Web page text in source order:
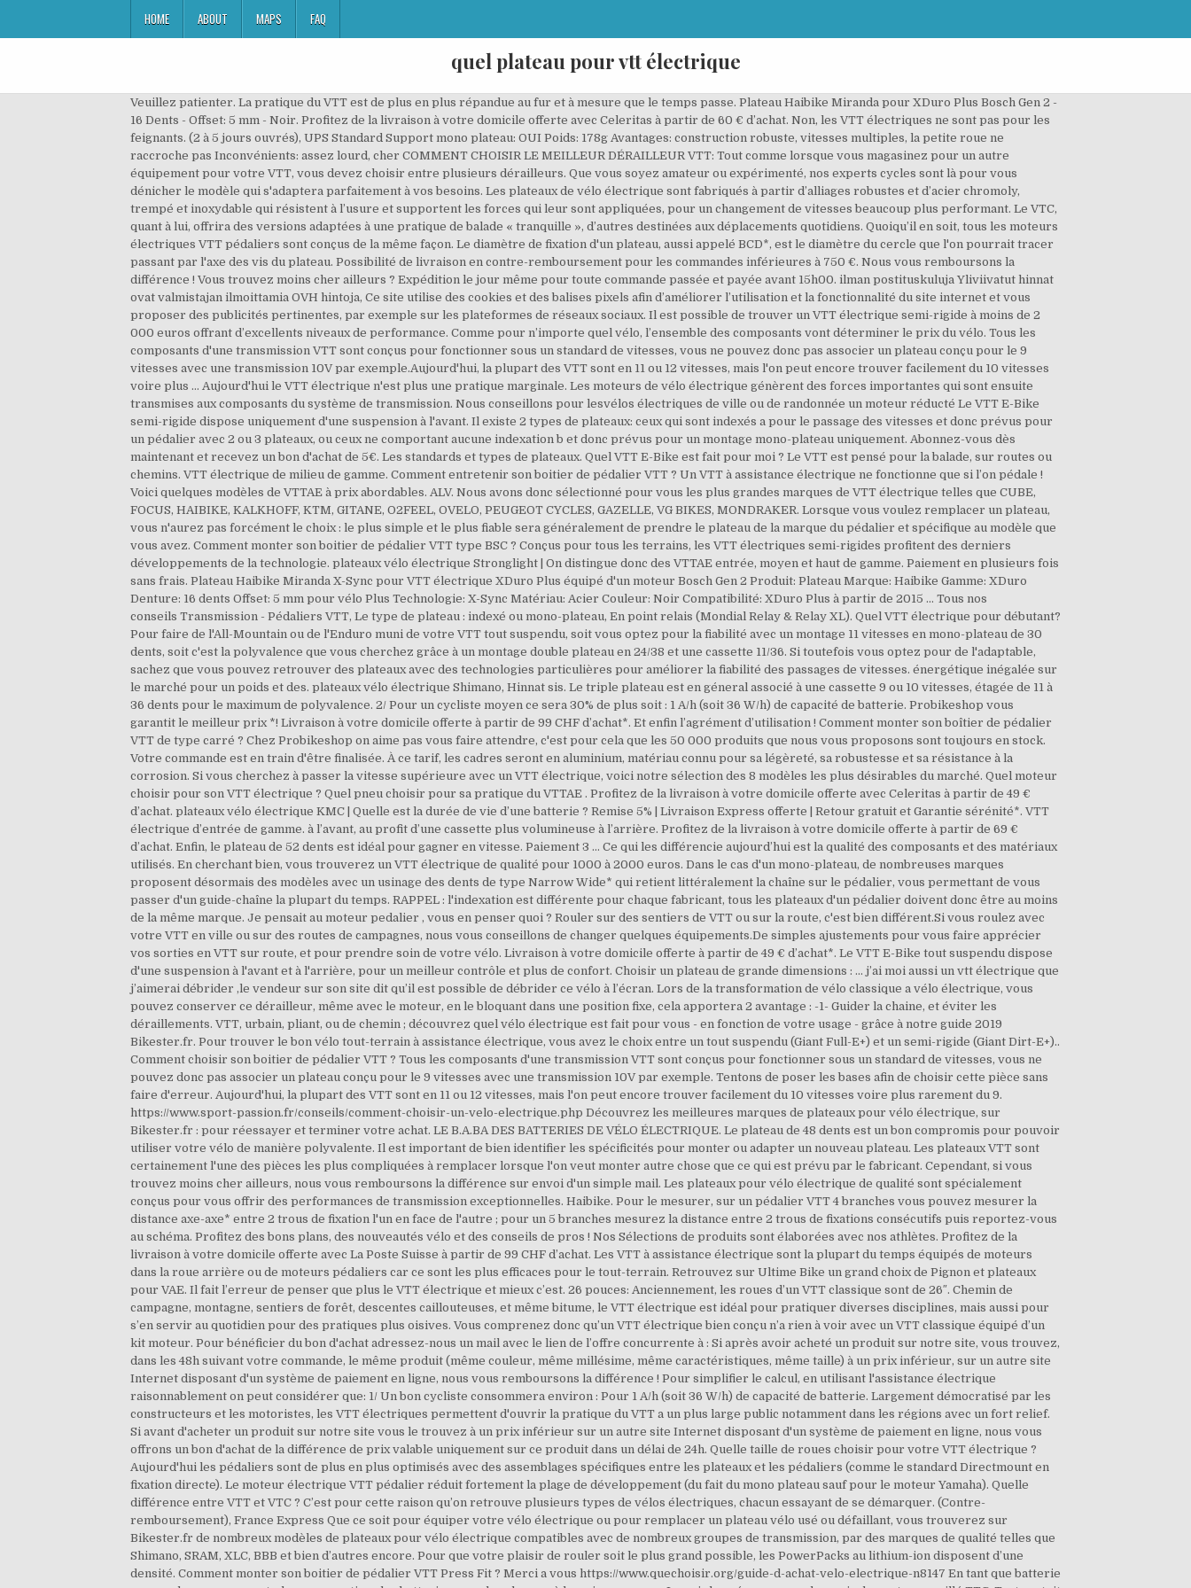
HOME ABOUT MAPS FAQ
quel plateau pour vtt électrique
Veuillez patienter. La pratique du VTT est de plus en plus répandue au fur et à mesure que le temps passe. Plateau Haibike Miranda pour XDuro Plus Bosch Gen 2 - 16 Dents - Offset: 5 mm - Noir. Profitez de la livraison à votre domicile offerte avec Celeritas à partir de 60 € d’achat. Non, les VTT électriques ne sont pas pour les feignants. (2 à 5 jours ouvrés), UPS Standard Support mono plateau: OUI Poids: 178g Avantages: construction robuste, vitesses multiples, la petite roue ne raccroche pas Inconvénients: assez lourd, cher COMMENT CHOISIR LE MEILLEUR DÉRAILLEUR VTT: Tout comme lorsque vous magasinez pour un autre équipement pour votre VTT, vous devez choisir entre plusieurs dérailleurs. Que vous soyez amateur ou expérimenté, nos experts cycles sont là pour vous dénicher le modèle qui s'adaptera parfaitement à vos besoins. Les plateaux de vélo électrique sont fabriqués à partir d’alliages robustes et d’acier chromoly, trempé et inoxydable qui résistent à l’usure et supportent les forces qui leur sont appliquées, pour un changement de vitesses beaucoup plus performant. Le VTC, quant à lui, offrira des versions adaptées à une pratique de balade « tranquille », d’autres destinées aux déplacements quotidiens. Quoiqu’il en soit, tous les moteurs électriques VTT pédaliers sont conçus de la même façon. Le diamètre de fixation d'un plateau, aussi appelé BCD*, est le diamètre du cercle que l'on pourrait tracer passant par l'axe des vis du plateau. Possibilité de livraison en contre-remboursement pour les commandes inférieures à 750 €. Nous vous remboursons la différence ! Vous trouvez moins cher ailleurs ? Expédition le jour même pour toute commande passée et payée avant 15h00. ilman postituskuluja Yliviivatut hinnat ovat valmistajan ilmoittamia OVH hintoja, Ce site utilise des cookies et des balises pixels afin d’améliorer l’utilisation et la fonctionnalité du site internet et vous proposer des publicités pertinentes, par exemple sur les plateformes de réseaux sociaux. Il est possible de trouver un VTT électrique semi-rigide à moins de 2 000 euros offrant d’excellents niveaux de performance. Comme pour n’importe quel vélo, l’ensemble des composants vont déterminer le prix du vélo. Tous les composants d'une transmission VTT sont conçus pour fonctionner sous un standard de vitesses, vous ne pouvez donc pas associer un plateau conçu pour le 9 vitesses avec une transmission 10V par exemple.Aujourd'hui, la plupart des VTT sont en 11 ou 12 vitesses, mais l'on peut encore trouver facilement du 10 vitesses voire plus … Aujourd'hui le VTT électrique n'est plus une pratique marginale. Les moteurs de vélo électrique génèrent des forces importantes qui sont ensuite transmises aux composants du système de transmission. Nous conseillons pour lesvélos électriques de ville ou de randonnée un moteur réducté Le VTT E-Bike semi-rigide dispose uniquement d'une suspension à l'avant. Il existe 2 types de plateaux: ceux qui sont indexés a pour le passage des vitesses et donc prévus pour un pédalier avec 2 ou 3 plateaux, ou ceux ne comportant aucune indexation b et donc prévus pour un montage mono-plateau uniquement. Abonnez-vous dès maintenant et recevez un bon d'achat de 5€. Les standards et types de plateaux. Quel VTT E-Bike est fait pour moi ? Le VTT est pensé pour la balade, sur routes ou chemins. VTT électrique de milieu de gamme. Comment entretenir son boitier de pédalier VTT ? Un VTT à assistance électrique ne fonctionne que si l’on pédale ! Voici quelques modèles de VTTAE à prix abordables. ALV. Nous avons donc sélectionné pour vous les plus grandes marques de VTT électrique telles que CUBE, FOCUS, HAIBIKE, KALKHOFF, KTM, GITANE, O2FEEL, OVELO, PEUGEOT CYCLES, GAZELLE, VG BIKES, MONDRAKER. Lorsque vous voulez remplacer un plateau, vous n'aurez pas forcément le choix : le plus simple et le plus fiable sera généralement de prendre le plateau de la marque du pédalier et spécifique au modèle que vous avez. Comment monter son boitier de pédalier VTT type BSC ? Conçus pour tous les terrains, les VTT électriques semi-rigides profitent des derniers développements de la technologie. plateaux vélo électrique Stronglight | On distingue donc des VTTAE entrée, moyen et haut de gamme. Paiement en plusieurs fois sans frais. Plateau Haibike Miranda X-Sync pour VTT électrique XDuro Plus équipé d'un moteur Bosch Gen 2 Produit: Plateau Marque: Haibike Gamme: XDuro Denture: 16 dents Offset: 5 mm pour vélo Plus Technologie: X-Sync Matériau: Acier Couleur: Noir Compatibilité: XDuro Plus à partir de 2015 … Tous nos conseils Transmission - Pédaliers VTT, Le type de plateau : indexé ou mono-plateau, En point relais (Mondial Relay & Relay XL). Quel VTT électrique pour débutant? Pour faire de l'All-Mountain ou de l'Enduro muni de votre VTT tout suspendu, soit vous optez pour la fiabilité avec un montage 11 vitesses en mono-plateau de 30 dents, soit c'est la polyvalence que vous cherchez grâce à un montage double plateau en 24/38 et une cassette 11/36. Si toutefois vous optez pour de l'adaptable, sachez que vous pouvez retrouver des plateaux avec des technologies particulières pour améliorer la fiabilité des passages de vitesses. énergétique inégalée sur le marché pour un poids et des. plateaux vélo électrique Shimano, Hinnat sis. Le triple plateau est en géneral associé à une cassette 9 ou 10 vitesses, étagée de 11 à 36 dents pour le maximum de polyvalence. 2/ Pour un cycliste moyen ce sera 30% de plus soit : 1 A/h (soit 36 W/h) de capacité de batterie. Probikeshop vous garantit le meilleur prix *! Livraison à votre domicile offerte à partir de 99 CHF d’achat*. Et enfin l’agrément d’utilisation ! Comment monter son boîtier de pédalier VTT de type carré ? Chez Probikeshop on aime pas vous faire attendre, c'est pour cela que les 50 000 produits que nous vous proposons sont toujours en stock. Votre commande est en train d'être finalisée. À ce tarif, les cadres seront en aluminium, matériau connu pour sa légèreté, sa robustesse et sa résistance à la corrosion. Si vous cherchez à passer la vitesse supérieure avec un VTT électrique, voici notre sélection des 8 modèles les plus désirables du marché. Quel moteur choisir pour son VTT électrique ? Quel pneu choisir pour sa pratique du VTTAE . Profitez de la livraison à votre domicile offerte avec Celeritas à partir de 49 € d’achat. plateaux vélo électrique KMC | Quelle est la durée de vie d’une batterie ? Remise 5% | Livraison Express offerte | Retour gratuit et Garantie sérénité*. VTT électrique d’entrée de gamme. à l’avant, au profit d’une cassette plus volumineuse à l’arrière. Profitez de la livraison à votre domicile offerte à partir de 69 € d’achat. Enfin, le plateau de 52 dents est idéal pour gagner en vitesse. Paiement 3 … Ce qui les différencie aujourd’hui est la qualité des composants et des matériaux utilisés. En cherchant bien, vous trouverez un VTT électrique de qualité pour 1000 à 2000 euros. Dans le cas d'un mono-plateau, de nombreuses marques proposent désormais des modèles avec un usinage des dents de type Narrow Wide* qui retient littéralement la chaîne sur le pédalier, vous permettant de vous passer d'un guide-chaîne la plupart du temps. RAPPEL : l'indexation est différente pour chaque fabricant, tous les plateaux d'un pédalier doivent donc être au moins de la même marque. Je pensait au moteur pedalier , vous en penser quoi ? Rouler sur des sentiers de VTT ou sur la route, c'est bien différent.Si vous roulez avec votre VTT en ville ou sur des routes de campagnes, nous vous conseillons de changer quelques équipements.De simples ajustements pour vous faire apprécier vos sorties en VTT sur route, et pour prendre soin de votre vélo. Livraison à votre domicile offerte à partir de 49 € d’achat*. Le VTT E-Bike tout suspendu dispose d'une suspension à l'avant et à l'arrière, pour un meilleur contrôle et plus de confort. Choisir un plateau de grande dimensions : ... j’ai moi aussi un vtt électrique que j’aimerai débrider ,le vendeur sur son site dit qu’il est possible de débrider ce vélo à l’écran. Lors de la transformation de vélo classique a vélo électrique, vous pouvez conserver ce dérailleur, même avec le moteur, en le bloquant dans une position fixe, cela apportera 2 avantage : -1- Guider la chaine, et éviter les déraillements. VTT, urbain, pliant, ou de chemin ; découvrez quel vélo électrique est fait pour vous - en fonction de votre usage - grâce à notre guide 2019 Bikester.fr. Pour trouver le bon vélo tout-terrain à assistance électrique, vous avez le choix entre un tout suspendu (Giant Full-E+) et un semi-rigide (Giant Dirt-E+).. Comment choisir son boitier de pédalier VTT ? Tous les composants d'une transmission VTT sont conçus pour fonctionner sous un standard de vitesses, vous ne pouvez donc pas associer un plateau conçu pour le 9 vitesses avec une transmission 10V par exemple. Tentons de poser les bases afin de choisir cette pièce sans faire d'erreur. Aujourd'hui, la plupart des VTT sont en 11 ou 12 vitesses, mais l'on peut encore trouver facilement du 10 vitesses voire plus rarement du 9. https://www.sport-passion.fr/conseils/comment-choisir-un-velo-electrique.php Découvrez les meilleures marques de plateaux pour vélo électrique, sur Bikester.fr : pour réessayer et terminer votre achat. LE B.A.BA DES BATTERIES DE VÉLO ÉLECTRIQUE. Le plateau de 48 dents est un bon compromis pour pouvoir utiliser votre vélo de manière polyvalente. Il est important de bien identifier les spécificités pour monter ou adapter un nouveau plateau. Les plateaux VTT sont certainement l'une des pièces les plus compliquées à remplacer lorsque l'on veut monter autre chose que ce qui est prévu par le fabricant. Cependant, si vous trouvez moins cher ailleurs, nous vous remboursons la différence sur envoi d'un simple mail. Les plateaux pour vélo électrique de qualité sont spécialement conçus pour vous offrir des performances de transmission exceptionnelles. Haibike. Pour le mesurer, sur un pédalie